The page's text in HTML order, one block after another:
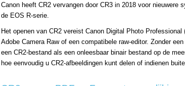
Canon heeft CR2 vervangen door CR3 in 2018 voor nieuwere
de EOS R-serie.
Het openen van CR2 vereist Canon Digital Photo Professional
Adobe Camera Raw of een compatibele raw-editor. Zonder
een CR2-bestand als een onleesbaar binair bestand op de
hoe eenvoudig u CR2-afbeeldingen kunt delen of indienen